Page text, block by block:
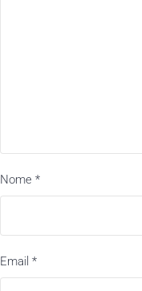
Nome *
Email *